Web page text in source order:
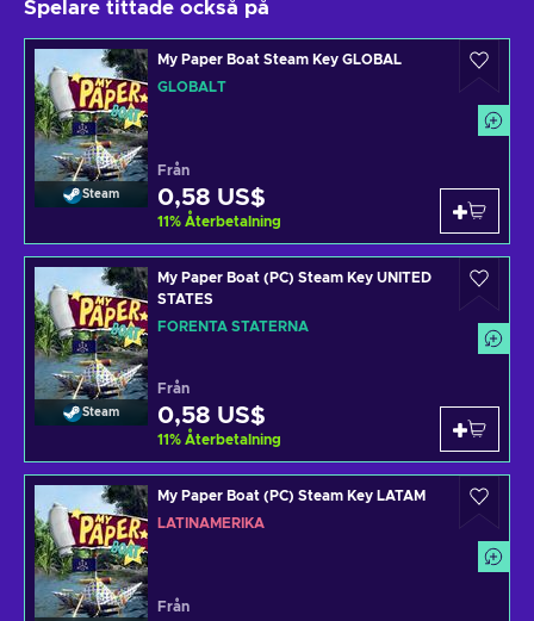
Spelare tittade också på
Steam
My Paper Boat Steam Key GLOBAL
GLOBALT
Från
0,58 US$
11% Återbetalning
Steam
My Paper Boat (PC) Steam Key UNITED
STATES
FÖRENTA STATERNA
Från
0,58 US$
11% Återbetalning
My Paper Boat (PC) Steam Key LATAM
LATINAMERIKA
Från